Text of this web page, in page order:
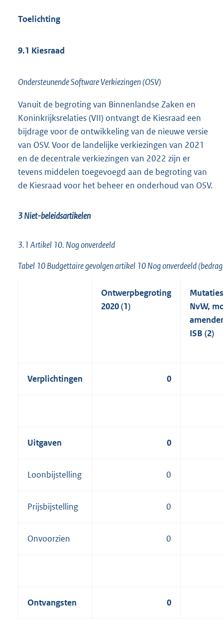
Toelichting
9.1 Kiesraad
Ondersteunende Software Verkiezingen (OSV)
Vanuit de begroting van Binnenlandse Zaken en
Koninkrijksrelaties (VII) ontvangt de Kiesraad een
bijdrage voor de ontwikkeling van de nieuwe versie
van OSV. Voor de landelijke verkiezingen van 2021
en de decentrale verkiezingen van 2022 zijn er
tevens middelen toegevoegd aan de begroting van
de Kiesraad voor het beheer en onderhoud van OSV.
3 Niet-beleidsartikelen
3.1 Artikel 10. Nog onverdeeld
Tabel 10 Budgettaire gevolgen artikel 10 Nog onverdeeld
Ontwerpbegroting
2020 (1)
NvW,
ISB (2)
Verplichtingen 0
Uitgaven 0
Loonbijstelling 0
Prijsbijstelling 0
Onvoorzien 0
Ontvangsten 0